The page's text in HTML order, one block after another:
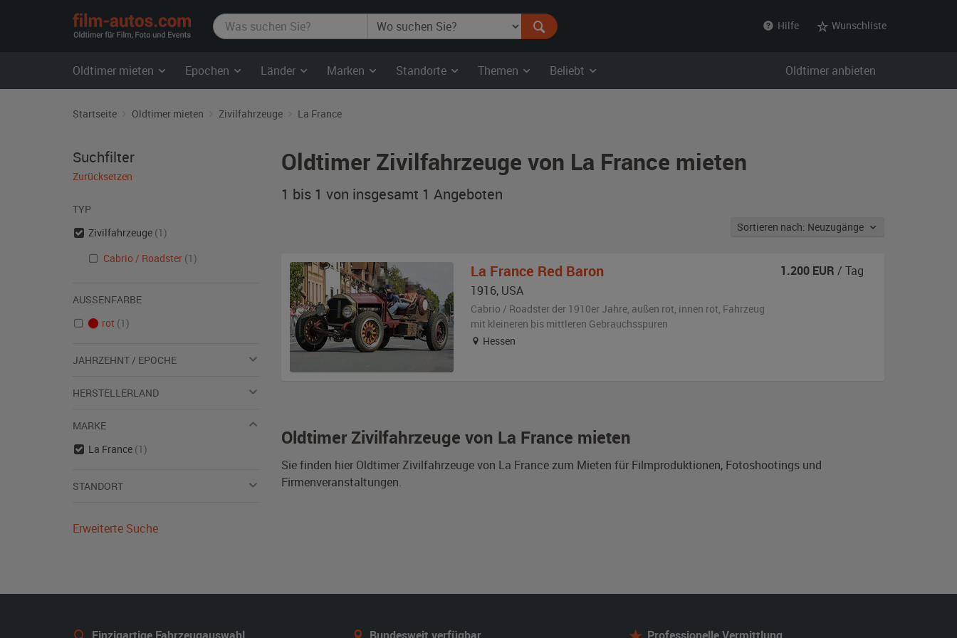
film-
autos.com
Hilfe Wunschliste
Oldtimer mieten Epochen Länder Marken Standorte Themen Beliebt Oldtimer anbieten
Startseite Oldtimer mieten Zivilfahrzeuge La France
Oldtimer Zivilfahrzeuge von La France mieten
1 bis 1 von insgesamt 1 Angeboten
Sortieren nach: Neuzugänge
Oldtimer Zivilfahrzeuge von La France mieten
Sie finden hier Oldtimer Zivilfahrzeuge von La France zum Mieten für Filmproduktionen, Fotoshootings und
Firmenveranstaltungen.
La France Red Baron
1916, USA
Cabrio / Roadster der 1910er Jahre, außen rot, innen rot, Fahrzeug
mit kleineren bis mittleren Gebrauchsspuren
Hessen
1.200 EUR / Tag
Suchfilter
Zurücksetzen
TYP
Zivilfahrzeuge (1)
Cabrio / Roadster (1)
AUSSENFARBE
rot (1)
JAHRZEHNT / EPOCHE
HERSTELLERLAND
MARKE
La France (1)
STANDORT
Erweiterte Suche